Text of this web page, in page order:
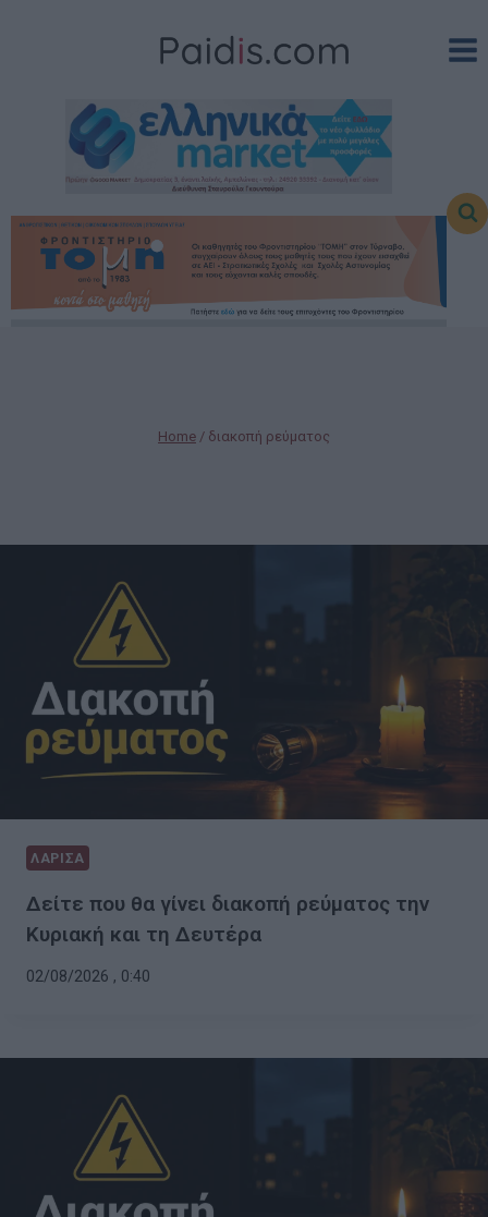
Home / διακοπή ρεύματος
ΛΑΡΙΣΑ
Δείτε που θα γίνει διακοπή ρεύματος την
Κυριακή και τη Δευτέρα
02/08/2026 , 0:40